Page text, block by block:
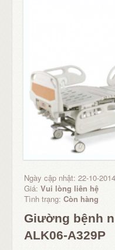
Ngày cập nhật: 22-10-2014
Giá: Vui lòng liên hệ
Tình trạng: Còn hàng
Giường bệnh
ALK06-A329P